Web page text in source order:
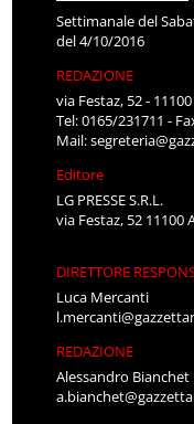
Settimanale del
del 4/10/2016
REDAZIONE
via Festaz, 52 -
Tel: 0165/231711 -
Mail:
Editore
LG PRESSE S.R.L.
via Festaz, 52 11100
DIRETTORE
Luca Mercanti
REDAZIONE
Alessandro Bianchet